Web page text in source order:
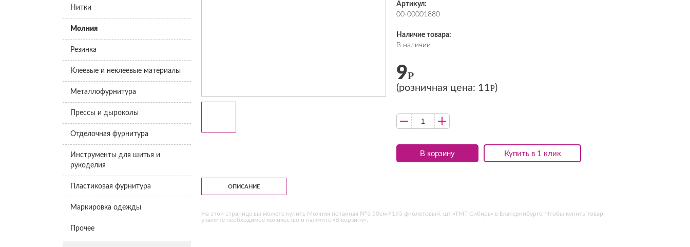
Нитки
Молния
Резинка
Клеевые и неклеевые материалы
Металлофурнитура
Прессы и дыроколы
Отделочная фурнитура
Инструменты для шитья и
рукоделия
Пластиковая фурнитура
Маркировка одежды
Прочее
Артикул:
00-00001880
Наличие товара:
В наличии
Купить в 1 клик
9Р
(розничная цена: 11Р)
В корзину
ОПИСАНИЕ
На этой странице вы можете купить Молния потайная №3 50см F195 фиолетовый, шт «ТМТ-Сибирь» в Екатеринбурге. Чтобы купить товар
укажите необходимое количество и нажмите «В корзину».